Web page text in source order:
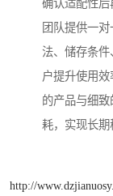
确认适配性
团队提供一
法、储存条
户提升使用
的产品与细
耗，实现长期
http://